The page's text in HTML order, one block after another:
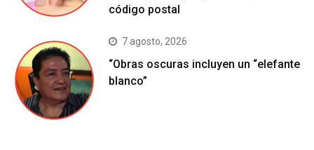
código postal
7 agosto, 2026
“Obras oscuras incluyen un “elefante
blanco”